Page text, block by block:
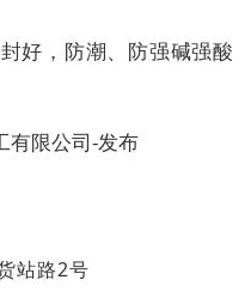
好，防潮、防强碱强酸
有限公司-发布
站路2号